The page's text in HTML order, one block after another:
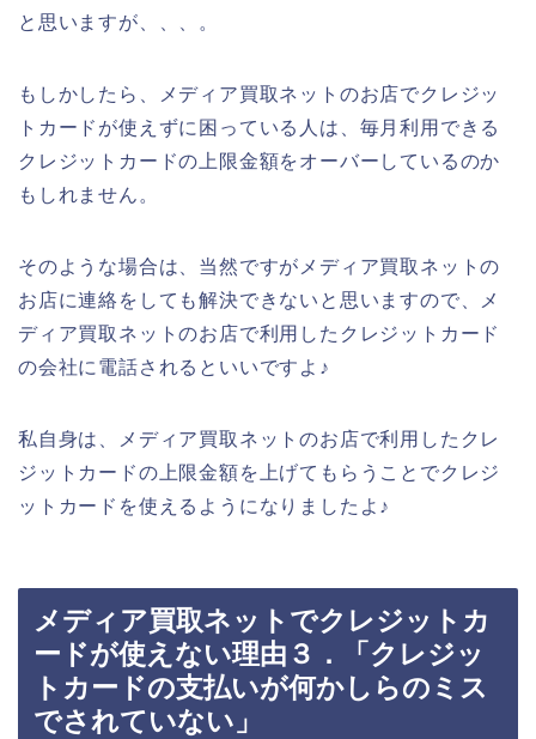
と思いますが、、、。
もしかしたら、メディア買取ネットのお店でクレジッ
トカードが使えずに困っている人は、毎月利用できる
クレジットカードの上限金額をオーバーしているのか
もしれません。
そのような場合は、当然ですがメディア買取ネットの
お店に連絡をしても解決できないと思いますので、メ
ディア買取ネットのお店で利用したクレジットカード
の会社に電話されるといいですよ♪
私自身は、メディア買取ネットのお店で利用したクレ
ジットカードの上限金額を上げてもらうことでクレジ
ットカードを使えるようになりましたよ♪
メディア買取ネットでクレジットカ
ードが使えない理由３．「クレジッ
トカードの支払いが何かしらのミス
でされていない」